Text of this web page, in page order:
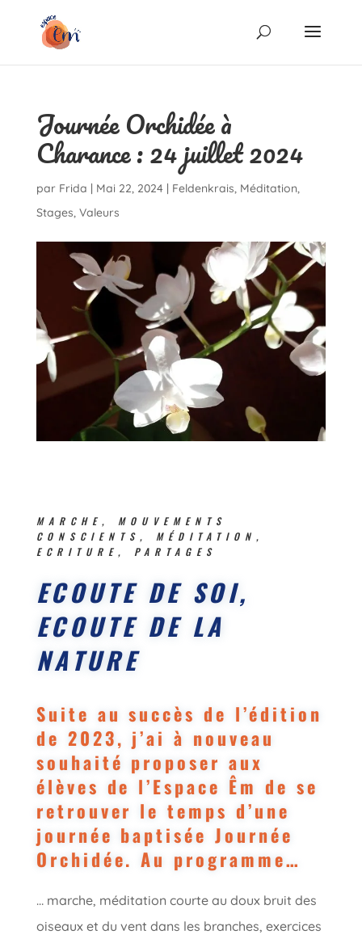
Journée Orchidée à
Charance : 24 juillet 2024
par Frida | Mai 22, 2024| Feldenkrais, Méditation,
Stages, Valeurs
MARCHE, MOUVEMENTS
CONSCIENTS, MÉDITATION,
ECRITURE, PARTAGES
ECOUTE DE SOI,
ECOUTE DE LA
NATURE
Suite au succès de l’édition
de 2023, j’ai à nouveau
souhaité proposer aux
élèves de l’Espace Êm de se
retrouver le temps d’une
journée baptisée Journée
Orchidée. Au programme…
… marche, méditation courte au doux bruit des
oiseaux et du vent dans les branches, exercices